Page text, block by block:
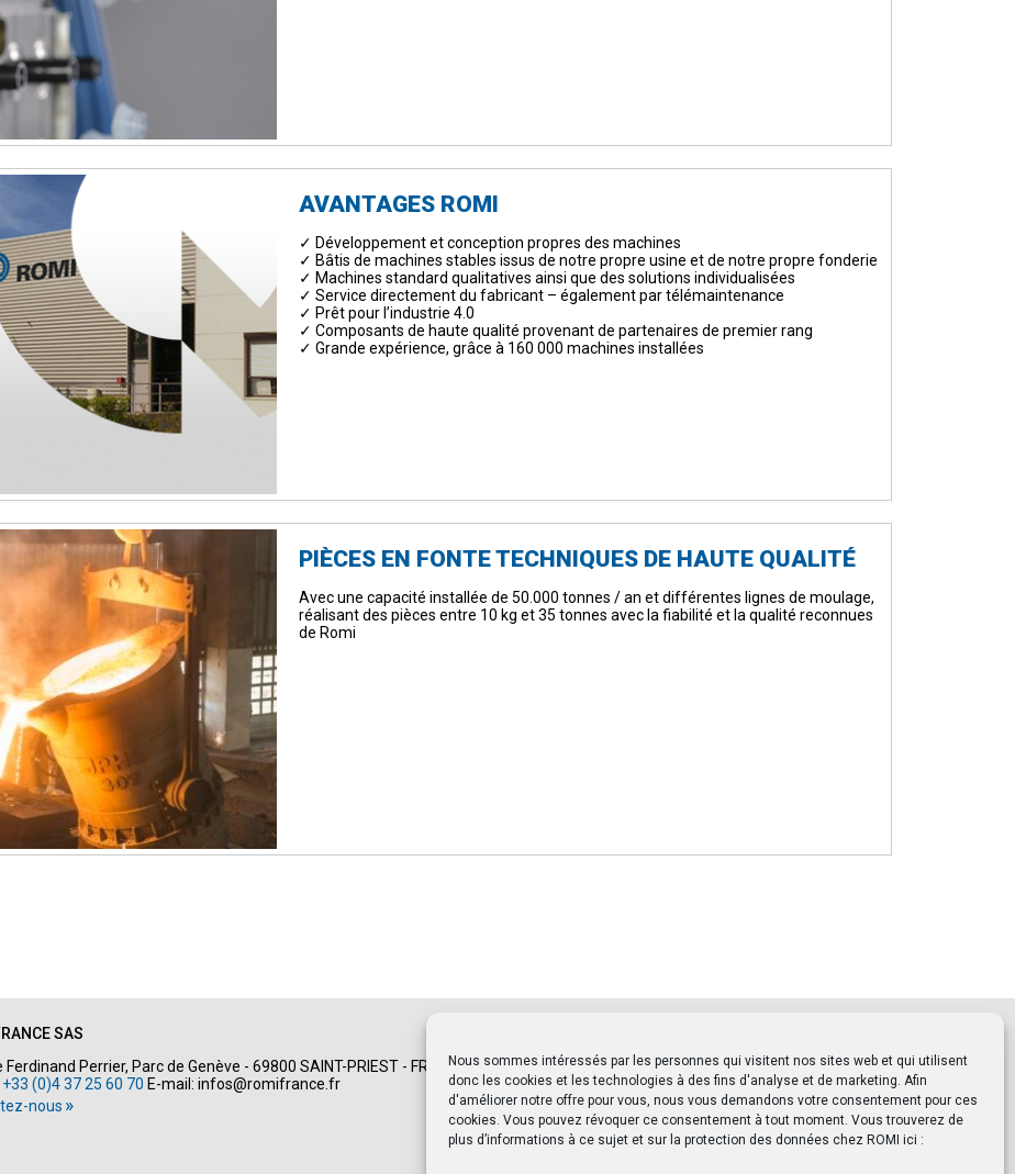
Nous sommes intéressés par les personnes qui visitent nos sites web et qui utilisent
donc les cookies et les technologies à des fins d'analyse et de marketing. Afin
d'améliorer notre offre pour vous, nous vous demandons votre consentement pour ces
cookies. Vous pouvez révoquer ce consentement à tout moment. Vous trouverez de
plus d’informations à ce sujet et sur la protection des données chez ROMI ici :
AVANTAGES ROMI
✓ Développement et conception propres des machines
✓ Bâtis de machines stables issus de notre propre usine et de notre propre fonderie
✓ Machines standard qualitatives ainsi que des solutions individualisées
✓ Service directement du fabricant – également par télémaintenance
✓ Prêt pour l’industrie 4.0
✓ Composants de haute qualité provenant de partenaires de premier rang
✓ Grande expérience, grâce à 160 000 machines installées
PIÈCES EN FONTE TECHNIQUES DE HAUTE QUALITÉ
Avec une capacité installée de 50.000 tonnes / an et différentes lignes de moulage,
réalisant des pièces entre 10 kg et 35 tonnes avec la fiabilité et la qualité reconnues
de Romi
SAS
Ferdinand Perrier, Parc de Genève - 69800 SAINT-PRIEST - FRANCE
+33 (0)4 37 25 60 70 E-mail:infos@romifrance.fr
nous